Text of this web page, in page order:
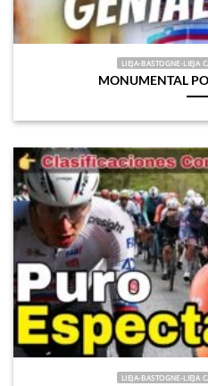
LIEJA-BASTOGNE-LIEJA
MONUMENTAL
LIEJA-BASTOGNE-LIEJA